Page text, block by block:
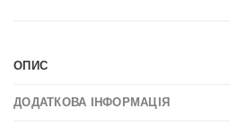
ОПИС
ДОДАТКОВА ІНФОРМАЦІЯ